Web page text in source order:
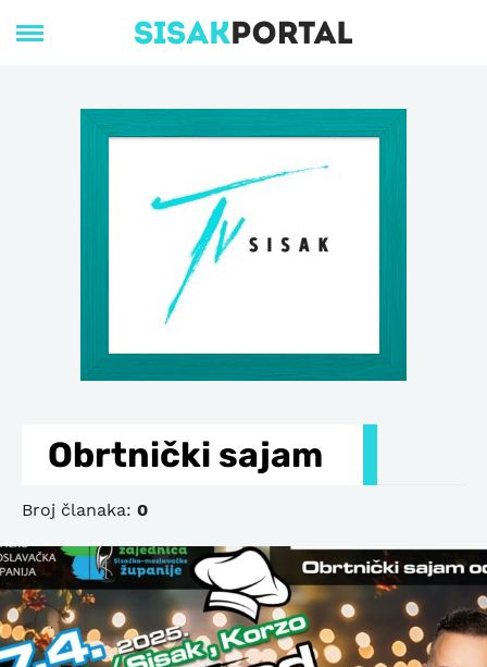
Obrtnički sajam
Broj članaka: 0